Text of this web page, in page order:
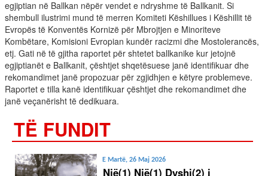
egjiptian në Ballkan nëpër vendet e ndryshme të Ballkanit. Si
shembull ilustrimi mund të merren Komiteti Këshillues i Këshillit të
Evropës të Konventës Kornizë për Mbrojtjen e Minoriteve
Kombëtare, Komisioni Evropian kundër racizmi dhe Mostolerancës,
etj. Gati në të gjitha raportet për shtetet ballkanike kur jetojnë
egjiptianët e Ballkanit, çështjet shqetësuese janë identifikuar dhe
rekomandimet janë propozuar për zgjidhjen e këtyre problemeve.
Raportet e tilla kanë identifikuar çështjet dhe rekomandimet dhe
janë veçanërisht të dedikuara.
TË FUNDIT
E Martë, 26 Maj 2026
Një(1) Një(1) Dyshi(2) i